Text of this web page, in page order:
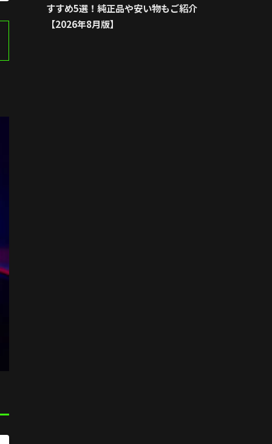
すすめ5選！純正品や安い物もご紹介
【2026年8月版】